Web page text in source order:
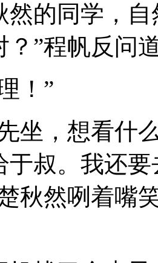
然的同学，
？”程帆反问
！”
坐，想看什
于叔。我还
秋然咧着嘴